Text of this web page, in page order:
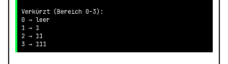
Verkürzt (Bereich 0–3):
0 → leer
1 → 1
2 → 11
3 → 111